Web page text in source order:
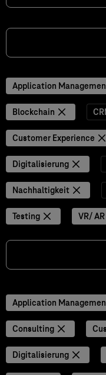
Application
Blockchain
Customer Experience
Digitalisierung
Nachhaltigkeit
Testing VR/ AR
Application
Consulting
Digitalisierung